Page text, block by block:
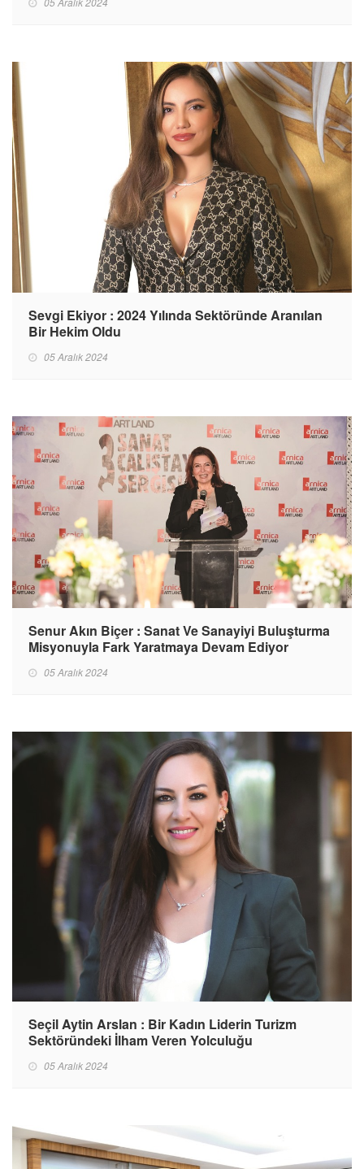
Sevgi Ekiyor : 2024 Yılında Sektöründe Aranılan
Bir Hekim Oldu
05 Aralık 2024
Senur Akın Biçer : Sanat Ve Sanayiyi Buluşturma
Misyonuyla Fark Yaratmaya Devam Ediyor
05 Aralık 2024
Seçil Aytin Arslan : Bir Kadın Liderin Turizm
Sektöründeki İlham Veren Yolculuğu
05 Aralık 2024